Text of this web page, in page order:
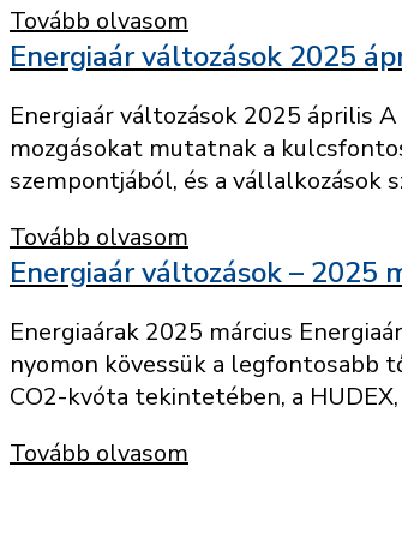
Tovább olvasom
Energiaár változások 2025
Energiaár változások 2025 április
mozgásokat mutatnak a
szempontjából, és a vállalkozások
Tovább olvasom
Energiaár változások – 2025
Energiaárak 2025 március
nyomon kövessük a legfontosabb
CO2-kvóta tekintetében, a
Tovább olvasom